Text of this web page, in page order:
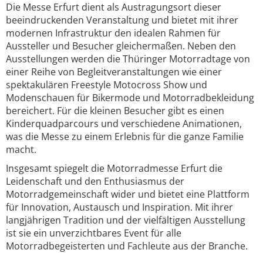
Die Messe Erfurt dient als Austragungsort dieser
beeindruckenden Veranstaltung und bietet mit ihrer
modernen Infrastruktur den idealen Rahmen für
Aussteller und Besucher gleichermaßen. Neben den
Ausstellungen werden die Thüringer Motorradtage von
einer Reihe von Begleitveranstaltungen wie einer
spektakulären Freestyle Motocross Show und
Modenschauen für Bikermode und Motorradbekleidung
bereichert. Für die kleinen Besucher gibt es einen
Kinderquadparcours und verschiedene Animationen,
was die Messe zu einem Erlebnis für die ganze Familie
macht.
Insgesamt spiegelt die Motorradmesse Erfurt die
Leidenschaft und den Enthusiasmus der
Motorradgemeinschaft wider und bietet eine Plattform
für Innovation, Austausch und Inspiration. Mit ihrer
langjährigen Tradition und der vielfältigen Ausstellung
ist sie ein unverzichtbares Event für alle
Motorradbegeisterten und Fachleute aus der Branche.